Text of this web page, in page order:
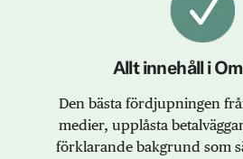
Allt innehåll i
Den bästa fördjupningen
medier, upplåsta
förklarande bakgrund som